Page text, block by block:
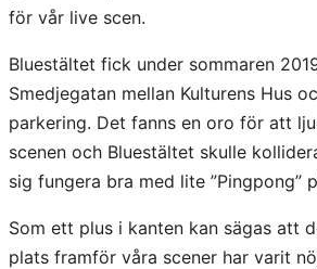
för vår live scen.
Bluestältet fick under sommaren
Smedjegatan mellan Kulturens Hus
parkering. Det fanns en oro för att
scenen och Bluestältet skulle
sig fungera bra med lite ”Pingpong”
Som ett plus i kanten kan sägas att
plats framför våra scener har varit